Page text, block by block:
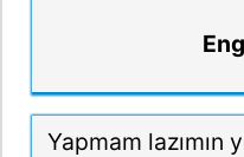
Yapmam